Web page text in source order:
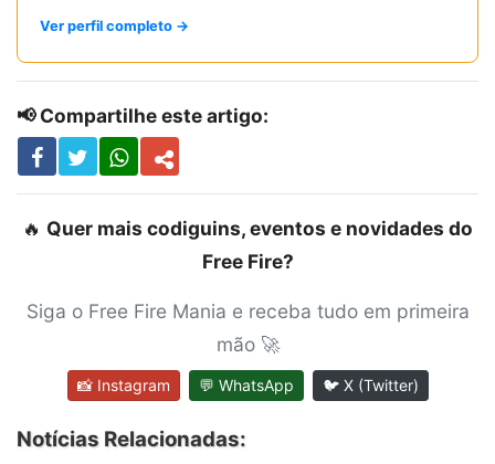
Ver perfil completo →
📢 Compartilhe este artigo:
🔥 Quer mais codiguins, eventos e novidades do
Free Fire?
Siga o Free Fire Mania e receba tudo em primeira
mão 🚀
📸 Instagram 💬 WhatsApp 🐦 X (Twitter)
Notícias Relacionadas: